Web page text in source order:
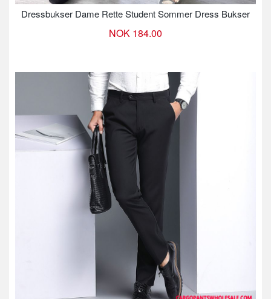
Dressbukser Dame Rette Student Sommer Dress Bukser
NOK 184.00